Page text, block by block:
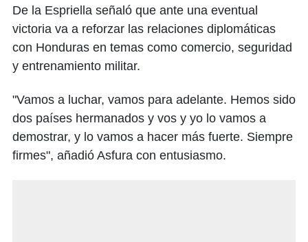
De la Espriella señaló que ante una eventual
victoria va a reforzar las relaciones diplomáticas
con Honduras en temas como comercio, seguridad
y entrenamiento militar.
"Vamos a luchar, vamos para adelante. Hemos sido
dos países hermanados y vos y yo lo vamos a
demostrar, y lo vamos a hacer más fuerte. Siempre
firmes", añadió Asfura con entusiasmo.